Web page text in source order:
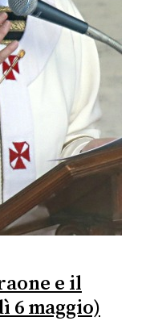
e il
6 maggio)